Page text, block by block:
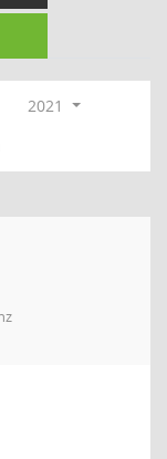
2021